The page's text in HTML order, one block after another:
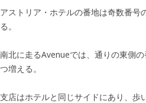
アストリア・ホテルの番地は奇数番
る。
南北に走るAvenueでは、通りの東側
つ増える。
支店はホテルと同じサイドにあり、歩